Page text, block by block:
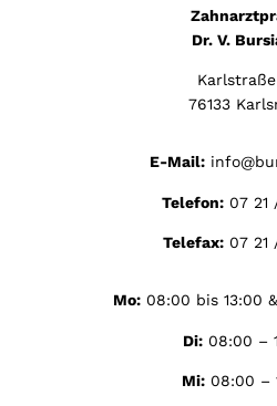
Dr. V.
76133
E-Mail:
Telefon: 07 21
Telefax: 07 21
Mo:08:00 bis 13:00
Di: 08:00 –
Mi: 08:00 –